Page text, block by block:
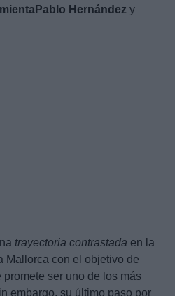
Pablo Hernández y
trayectoria contrastada en la
Mallorca con el objetivo de
ser uno de los más
embargo, su último paso por